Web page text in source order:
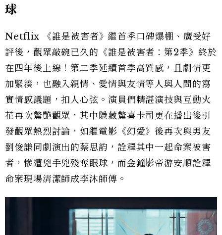
球
Netflix 《誰是被害者》繼首季口碑爆棚、廣受好
評後，觀眾敲碗已久的《誰是被害者：第2季》終於
在四年後上線！第二季延續首季高質感，且劇情更
加緊湊，也融入親情、愛情與友情等人與人間的寫
實情感議題，扣人心弦。演員們精湛演技與互動火
花再次驚艷觀眾，其中隱藏驚喜卡司更在播出後引
發觀眾熱烈討論，如繼電影《幻愛》後再次與男友
劉俊謙同劇演出的蔡思韵，詮釋其中一起命案被害
者，慘遭兇手兇殘奪眼球，而金鐘影帝游安順詮釋
命案現場清潔師成李沐師傅。